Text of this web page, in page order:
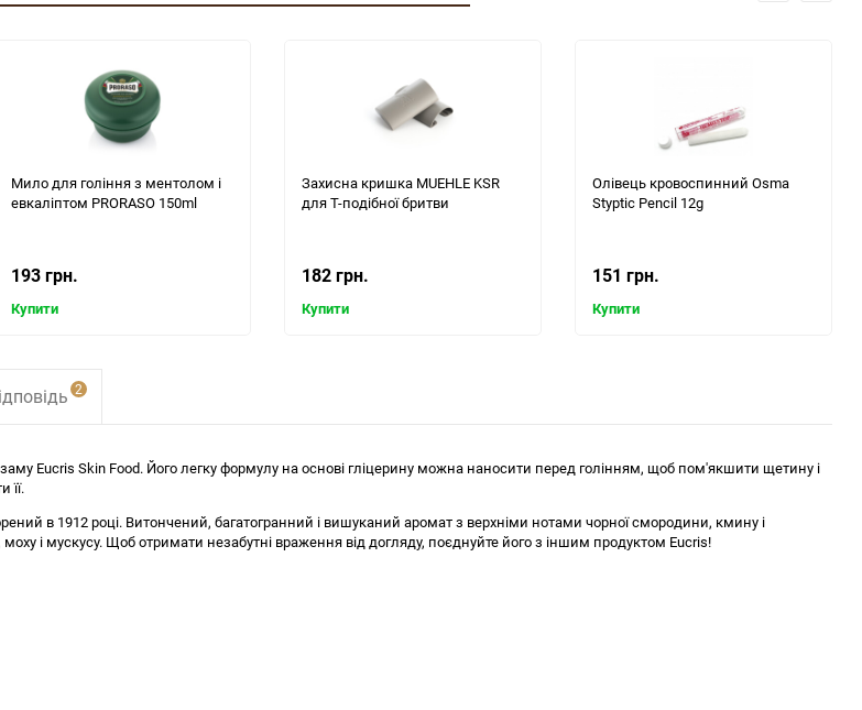
Мило для гоління з ментолом і
евкаліптом PRORASO 150ml
193 грн.
Купити
Захисна кришка MUEHLE KSR
для Т-подібної бритви
182 грн.
Купити
Олівець кровоспинний Osma
Styptic Pencil 12g
151 грн.
Купити
2
Eucris Skin Food. Його легку формулу на основі гліцерину можна наносити перед голінням, щоб пом'якшити щетину і
її.
в 1912 році. Витончений, багатогранний і вишуканий аромат з верхніми нотами чорної смородини, кмину і
і мускусу. Щоб отримати незабутні враження від догляду, поєднуйте його з іншим продуктом Eucris!